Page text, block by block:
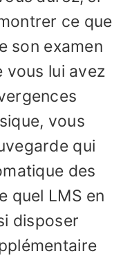
ce que
son examen
vous lui avez
vous
qui
des
quel LMS en
disposer